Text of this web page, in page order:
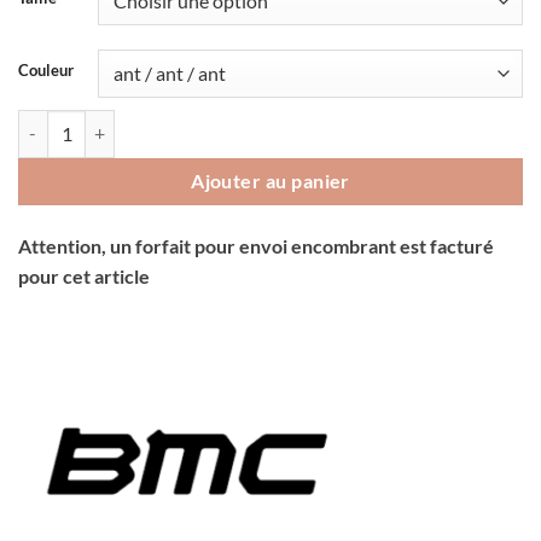
était :
1'699.00CHF.
est :
Couleur
Ajouter au panier
Attention, un forfait pour envoi encombrant est facturé
pour cet article